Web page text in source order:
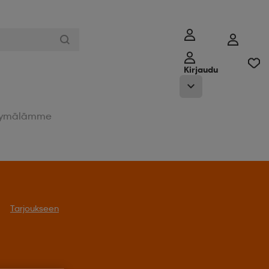
Kirjaudu
Tarjoukseen